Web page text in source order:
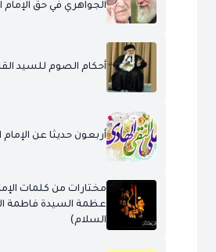
الجواهري في حق الإمام
أحكام الصوم للسيد
أربعون حديثا عن
مختارات من كلمات
عظمة السيدة فاطمة
السلام)